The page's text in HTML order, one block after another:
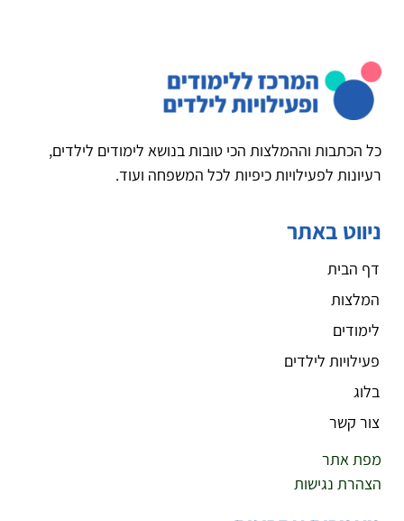
כל הכתבות וההמלצות הכי טובות בנושא לימודים לילדים,
רעיונות לפעילויות כיפיות לכל המשפחה ועוד.
ניווט באתר
דף הבית
המלצות
לימודים
פעילויות לילדים
בלוג
צור קשר
מפת אתר
הצהרת נגישות